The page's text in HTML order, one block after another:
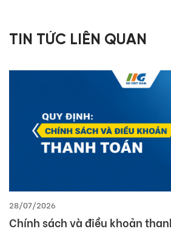
TIN TỨC LIÊN QUAN
28/07/2026
Chính sách và điều khoản